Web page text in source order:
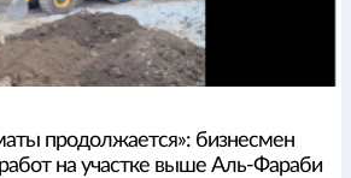
продолжается»: бизнесмен
на участке выше Аль-Фараби